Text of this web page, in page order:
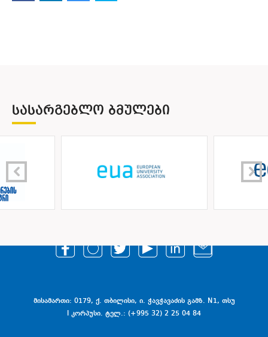
ᲡᲐᲡᲐᲠᲒᲔᲑᲚᲝ ᲑᲛᲣᲚᲔᲑᲘ
მისამართი: 0179, ქ. თბილისი, ი. ჭავჭავაძის გამზ. N1, თსუ
I კორპუსი. ტელ.: (+995 32) 2 25 04 84